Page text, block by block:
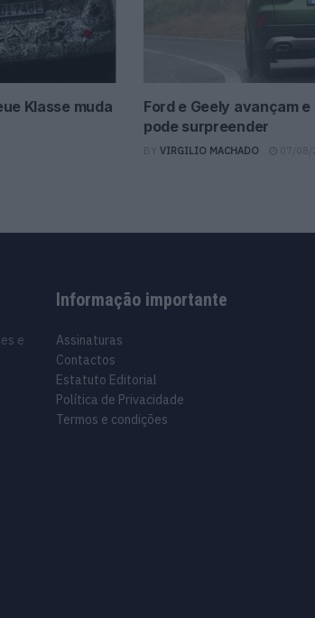
Klasse muda
Ford e Geely avançam
pode surpreender
BY VIRGILIO MACHADO 07/08/
e
Informação importante
Assinaturas
Contactos
Estatuto Editorial
Política de Privacidade
Termos e condições